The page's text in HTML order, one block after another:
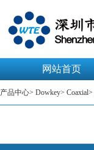
网站首页
产品中心> Dowkey> Coaxial>